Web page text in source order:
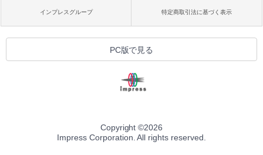
インプレスグループ 特定商取引法に基づく表示
PC版で見る
Copyright ©2026
Impress Corporation. All rights reserved.